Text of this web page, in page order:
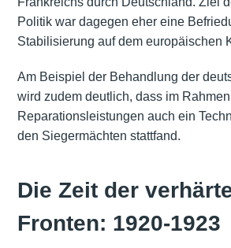
Politik war dagegen eher eine
Stabilisierung auf dem europäischen
Am Beispiel der Behandlung der
wird zudem deutlich, dass im
Reparationsleistungen auch ein
den Siegermächten stattfand.
Die Zeit der
Fronten: 1920-1923